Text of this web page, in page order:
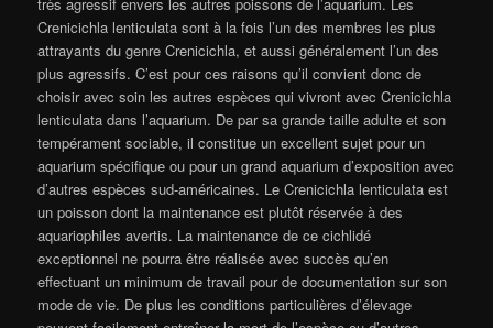
Crenicichla lenticulata sont à la fois l’un des membres les plus
attrayants du genre Crenicichla, et aussi généralement l’un des
plus agressifs. C’est pour ces raisons qu’il convient donc de
choisir avec soin les autres espèces qui vivront avec Crenicichla
lenticulata dans l’aquarium. De par sa grande taille adulte et son
tempérament sociable, il constitue un excellent sujet pour un
aquarium spécifique ou pour un grand aquarium d’exposition avec
d’autres espèces sud-américaines. Le Crenicichla lenticulata est
un poisson dont la maintenance est plutôt réservée à des
aquariophiles avertis. La maintenance de ce cichlidé
exceptionnel ne pourra être réalisée avec succès qu’en
effectuant un minimum de travail pour de documentation sur son
mode de vie. De plus les conditions particulières d’élevage